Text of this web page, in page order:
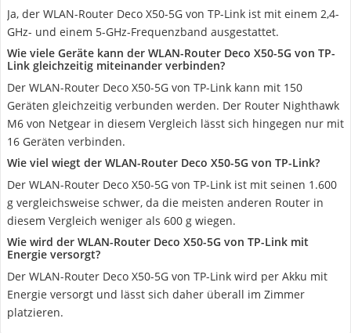
Ja, der WLAN-Router Deco X50-5G von TP-Link ist mit einem 2,4-
GHz- und einem 5-GHz-Frequenzband ausgestattet.
Wie viele Geräte kann der WLAN-Router Deco X50-5G von TP-
Link gleichzeitig miteinander verbinden?
Der WLAN-Router Deco X50-5G von TP-Link kann mit 150
Geräten gleichzeitig verbunden werden. Der Router Nighthawk
M6 von Netgear in diesem Vergleich lässt sich hingegen nur mit
16 Geräten verbinden.
Wie viel wiegt der WLAN-Router Deco X50-5G von TP-Link?
Der WLAN-Router Deco X50-5G von TP-Link ist mit seinen 1.600
g vergleichsweise schwer, da die meisten anderen Router in
diesem Vergleich weniger als 600 g wiegen.
Wie wird der WLAN-Router Deco X50-5G von TP-Link mit
Energie versorgt?
Der WLAN-Router Deco X50-5G von TP-Link wird per Akku mit
Energie versorgt und lässt sich daher überall im Zimmer
platzieren.